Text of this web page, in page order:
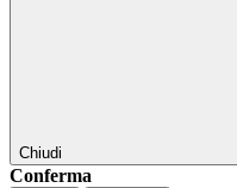
Chiudi
Conferma